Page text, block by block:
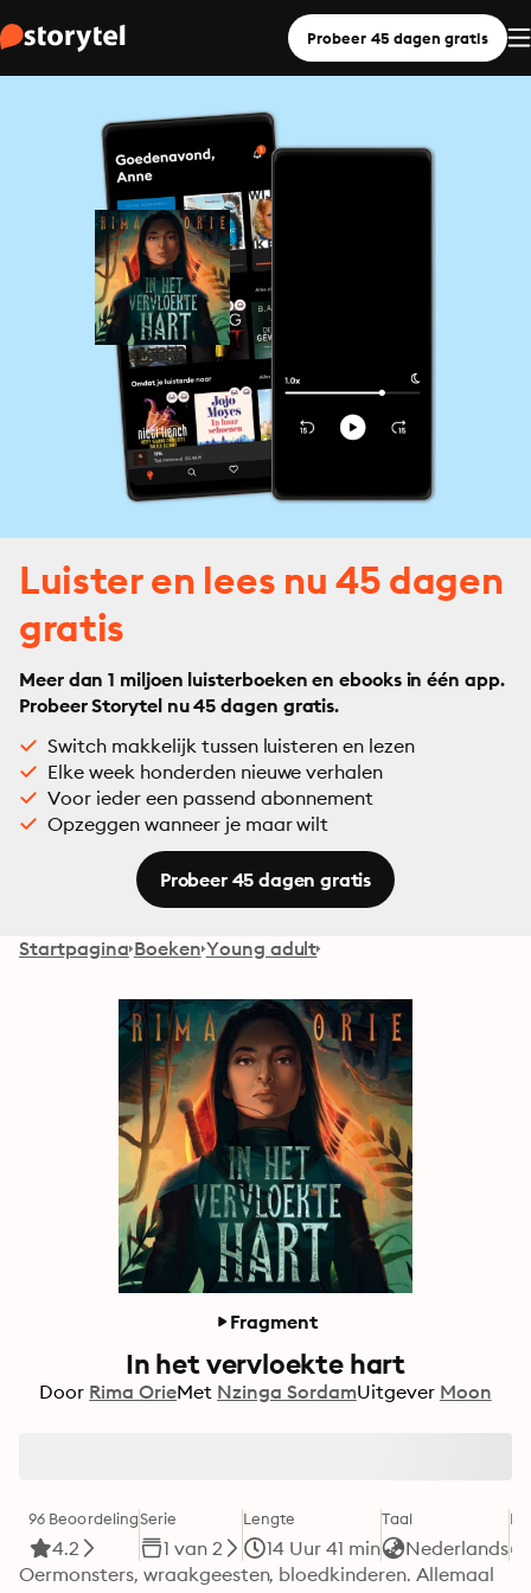
Probeer 45 dagen gratis
Luister en lees nu 45 dagen
gratis
Meer dan 1 miljoen luisterboeken en ebooks in één app.
Probeer Storytel nu 45 dagen gratis.
Switch makkelijk tussen luisteren en lezen
Elke week honderden nieuwe verhalen
Voor ieder een passend abonnement
Opzeggen wanneer je maar wilt
Probeer 45 dagen gratis
Startpagina Boeken Young adult
Fragment
In het vervloekte hart
Door Rima OrieMet Nzinga SordamUitgever Moon
96 Beoordeling
4.2
Serie
1 van 2
Lengte
14 Uur 41 min
Taal
Nederlands
Oermonsters, wraakgeesten, bloedkinderen. Allemaal